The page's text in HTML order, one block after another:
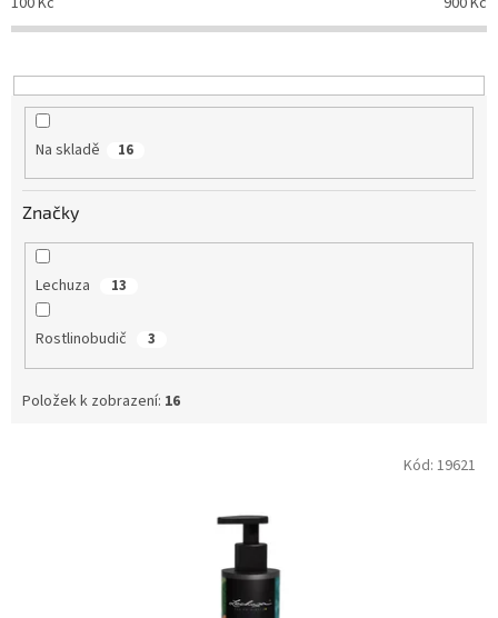
d
k
t
Na skladě 16
Značky
Lechuza 13
Rostlinobudič 3
Položek k zobrazení: 16
Kód: 19621